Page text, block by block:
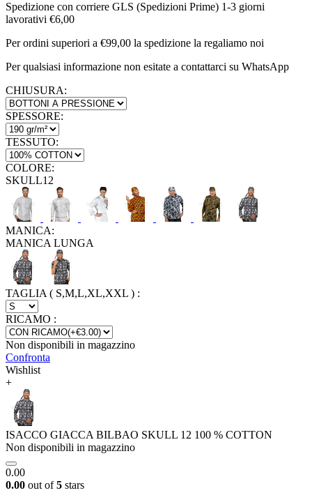
Spedizione con corriere GLS (Spedizioni Prime) 1-3 giorni
lavorativi €6,00
Per ordini superiori a €99,00 la spedizione la regaliamo noi
Per qualsiasi informazione non esitate a contattarci su WhatsApp
CHIUSURA:
SPESSORE:
TESSUTO:
COLORE:
SKULL12
MANICA:
MANICA LUNGA
TAGLIA ( S,M,L,XL,XXL ) :
RICAMO :
Non disponibili in magazzino
Confronta
Wishlist
+
ISACCO GIACCA BILBAO SKULL 12 100 % COTTON
Non disponibili in magazzino
0.00
0.00 out of5 stars